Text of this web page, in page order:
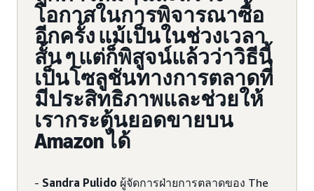
โอกาสในการพิจารณาซื้อ
อีกครั้ง แม้เป็นในช่วงเวลา
สั้น ๆ แต่ก็พิสูจน์แล้วว่าวิธีนี้
เป็นโซลูชันทางการตลาดที่
มีประสิทธิภาพและช่วยให้
เรากระตุ้นยอดขายบน
Amazon ได้
- Sandra Pulido ผู้จัดการฝ่ายการตลาดของ The